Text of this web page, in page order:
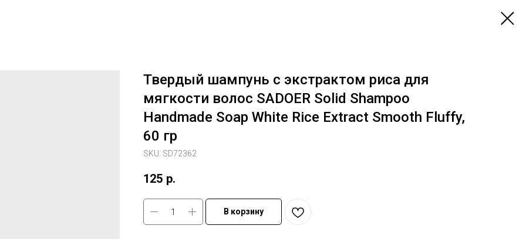
Твердый шампунь с экстрактом риса для
мягкости волос SADOER Solid Shampoo
Handmade Soap White Rice Extract Smooth Fluffy,
60 гр
SKU: SD72362
125 р.
В корзину